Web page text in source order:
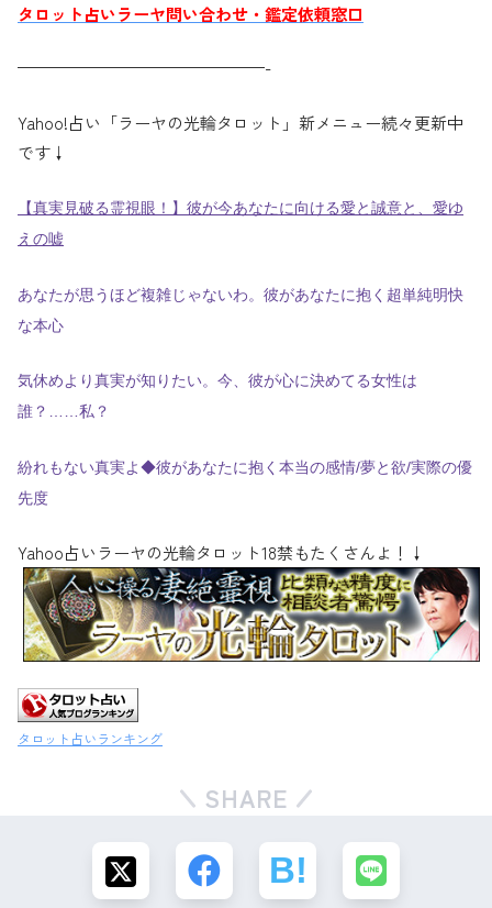
タロット占いラーヤ問い合わせ・鑑定依頼窓口
———————————————-
Yahoo!占い「ラーヤの光輪タロット」新メニュー続々更新中
です↓
【真実見破る霊視眼！】彼が今あなたに向ける愛と誠意と、愛ゆ
えの嘘
あなたが思うほど複雑じゃないわ。彼があなたに抱く超単純明快
な本心
気休めより真実が知りたい。今、彼が心に決めてる女性は
誰？……私？
紛れもない真実よ◆彼があなたに抱く本当の感情/夢と欲/実際の優
先度
Yahoo占いラーヤの光輪タロット18禁もたくさんよ！↓
タロット占いランキング
SHARE